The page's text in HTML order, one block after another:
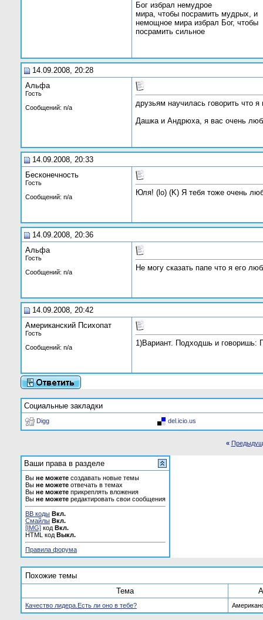
Бог избрал немудрое
мира, чтобы посрамить мудрых, и
немощное мира избрал Бог, чтобы
посрамить сильное
14.09.2008, 20:28
Альфа
Гость
Сообщений: n/a
друзьям научилась говорить что
Дашка и Андрюха, я вас очень
14.09.2008, 20:33
Бесконечность
Гость
Сообщений: n/a
Юля! (lo) (K) Я тебя тоже очень
14.09.2008, 20:36
Альфа
Гость
Сообщений: n/a
Не могу сказать папе что я его
14.09.2008, 20:42
Американский Психопат
Гость
Сообщений: n/a
1)Вариант. Подходшь и говоришь:
Социальные закладки
Digg del.icio.us
«
Ваши права в разделе
Вы не можете создавать новые темы
Вы не можете отвечать в темах
Вы не можете прикреплять вложения
Вы не можете редактировать свои сообщения
BB коды Вкл.
Смайлы Вкл.
[IMG] код Вкл.
HTML код Выкл.
Правила форума
Похожие темы
Тема
Качество лидера.Есть ли оно в тебе?